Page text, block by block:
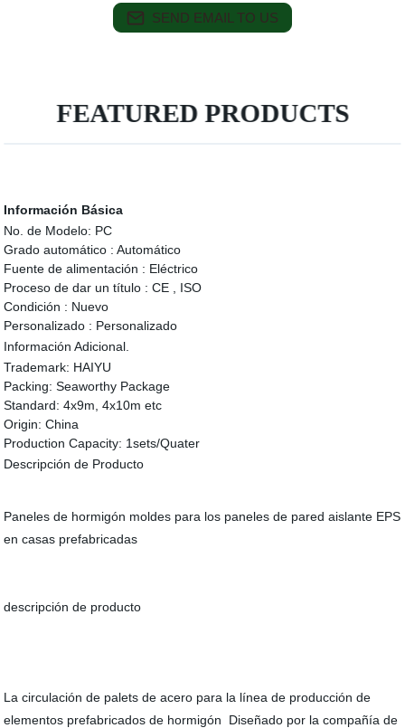
SEND EMAIL TO US
FEATURED PRODUCTS
Información Básica
No. de Modelo: PC
Grado automático : Automático
Fuente de alimentación : Eléctrico
Proceso de dar un título : CE , ISO
Condición : Nuevo
Personalizado : Personalizado
Información Adicional.
Trademark: HAIYU
Packing: Seaworthy Package
Standard: 4x9m, 4x10m etc
Origin: China
Production Capacity: 1sets/Quater
Descripción de Producto
Paneles de hormigón moldes para los paneles de pared aislante EPS
en casas prefabricadas
descripción de producto
La circulación de palets de acero para la línea de producción de
elementos prefabricados de hormigón Diseñado por la compañía de